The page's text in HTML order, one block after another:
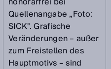
Quellenangabe „Foto:
SICK". Grafische
Veränderungen – außer
zum Freistellen des
Hauptmotivs – sind